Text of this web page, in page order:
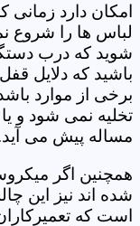
امکان دارد
لباس ها را شروع
شوید که درب
باشید که دلایل
برخی از موارد
تخلیه نمی شود و
مساله پیش می
همچنین اگر
شده اند نیز این
است که